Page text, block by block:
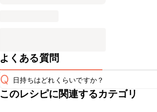
よくある質問
Q 日持ちはどれくらいですか？
こちらのレシピは出来たてをお召し上がりい
このレシピに関連するカテゴリ